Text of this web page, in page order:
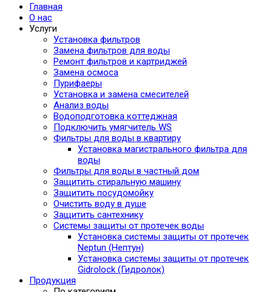
Главная
О нас
Услуги
Установка фильтров
Замена фильтров для воды
Ремонт фильтров и картриджей
Замена осмоса
Пурифаеры
Установка и замена смесителей
Анализ воды
Водоподготовка коттеджная
Подключить умягчитель WS
Фильтры для воды в квартиру
Установка магистрального фильтра для
воды
Фильтры для воды в частный дом
Защитить стиральную машину
Защитить посудомойку
Очистить воду в душе
Защитить сантехнику
Системы защиты от протечек воды
Установка системы защиты от протечек
Neptun (Нептун)
Установка системы защиты от протечек
Gidrolock (Гидролок)
Продукция